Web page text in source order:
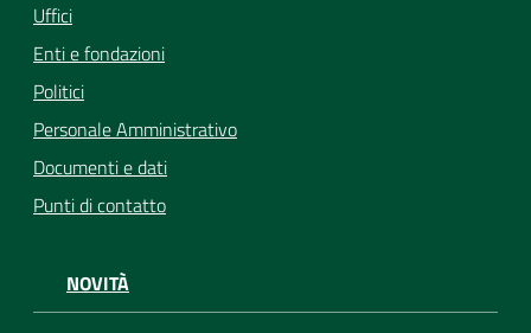
Uffici
Enti e fondazioni
Politici
Personale Amministrativo
Documenti e dati
Punti di contatto
NOVITÀ